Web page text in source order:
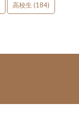
高校生 (184)